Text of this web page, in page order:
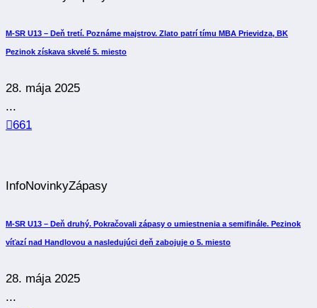
M-SR U13 – Deň tretí. Poznáme majstrov. Zlato patrí tímu MBA Prievidza, BK
Pezinok získava skvelé 5. miesto
28. mája 2025
...
661
InfoNovinkyZápasy
M-SR U13 – Deň druhý. Pokračovali zápasy o umiestnenia a semifinále. Pezinok
víťazí nad Handlovou a nasledujúci deň zabojuje o 5. miesto
28. mája 2025
...